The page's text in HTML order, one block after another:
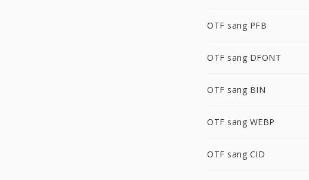
OTF sang PFB
OTF sang DFONT
OTF sang BIN
OTF sang WEBP
OTF sang CID